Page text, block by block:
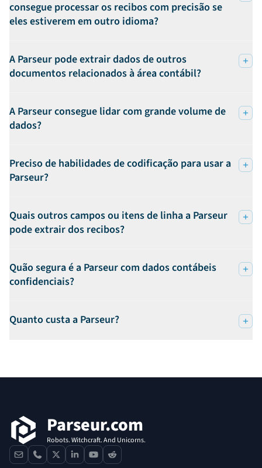
consegue processar os recibos com precisão se
eles estiverem em outro idioma?
A Parseur pode extrair dados de outros
documentos relacionados à área contábil?
A Parseur consegue lidar com grande volume de
dados?
Preciso de habilidades de codificação para usar a
Parseur?
Quais outros campos ou itens de linha a Parseur
pode extrair dos recibos?
Quão segura é a Parseur com dados contábeis
confidenciais?
Quanto custa a Parseur?
Parseur.com
Robots. Witchcraft. And Unicorns.
contactphone
x linkedinyoutube
reddit